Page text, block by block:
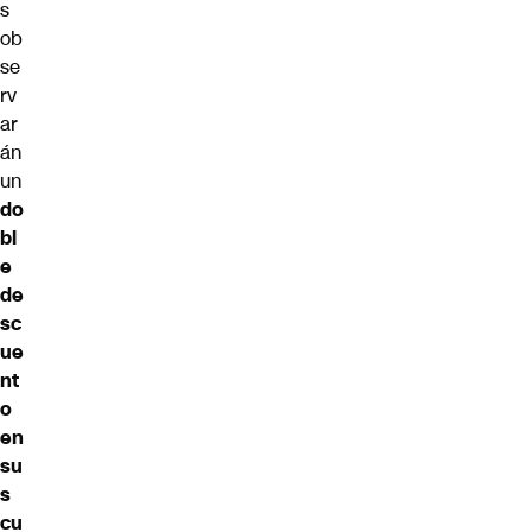
s
ob
se
rv
ar
án
un
do
bl
e
de
sc
ue
nt
o
en
su
s
cu